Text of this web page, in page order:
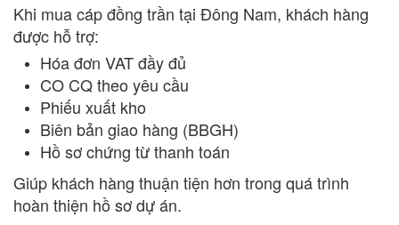
Khi mua cáp đồng trần tại Đông Nam, khách hàng
được hỗ trợ:
Hóa đơn VAT đầy đủ
CO CQ theo yêu cầu
Phiếu xuất kho
Biên bản giao hàng (BBGH)
Hồ sơ chứng từ thanh toán
Giúp khách hàng thuận tiện hơn trong quá trình
hoàn thiện hồ sơ dự án.